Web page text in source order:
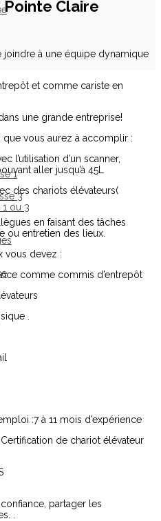
1
3
ou 3
Claire
joindre à une équipe dynamique
et comme cariste en
une grande entreprise!
vous aurez à accomplir :
l’utilisation d’un scanner,
aller jusqu’à 45L
des chariots élévateurs(
en faisant des tâches
ou entretien des lieux.
vous devez :
comme commis d’entrepôt
.
:7 à 11 mois d’expérience
de chariot élévateur
partager les
.